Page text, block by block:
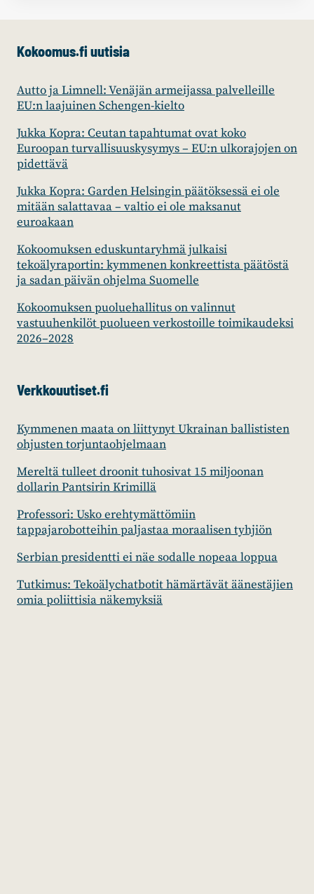
Kokoomus.fi uutisia
Autto ja Limnell: Venäjän armeijassa palvelleille
EU:n laajuinen Schengen-kielto
Jukka Kopra: Ceutan tapahtumat ovat koko
Euroopan turvallisuuskysymys – EU:n ulkorajojen on
pidettävä
Jukka Kopra: Garden Helsingin päätöksessä ei ole
mitään salattavaa – valtio ei ole maksanut
euroakaan
Kokoomuksen eduskuntaryhmä julkaisi
tekoälyraportin: kymmenen konkreettista päätöstä
ja sadan päivän ohjelma Suomelle
Kokoomuksen puoluehallitus on valinnut
vastuuhenkilöt puolueen verkostoille toimikaudeksi
2026–2028
Verkkouutiset.fi
Kymmenen maata on liittynyt Ukrainan ballististen
ohjusten torjuntaohjelmaan
Mereltä tulleet droonit tuhosivat 15 miljoonan
dollarin Pantsirin Krimillä
Professori: Usko erehtymättömiin
tappajarobotteihin paljastaa moraalisen tyhjiön
Serbian presidentti ei näe sodalle nopeaa loppua
Tutkimus: Tekoälychatbotit hämärtävät äänestäjien
omia poliittisia näkemyksiä